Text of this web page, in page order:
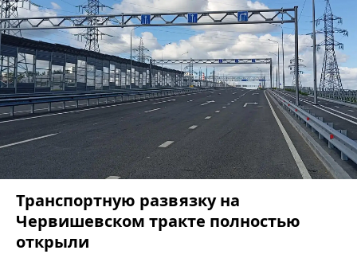
Транспортную развязку на
Червишевском тракте полностью
открыли